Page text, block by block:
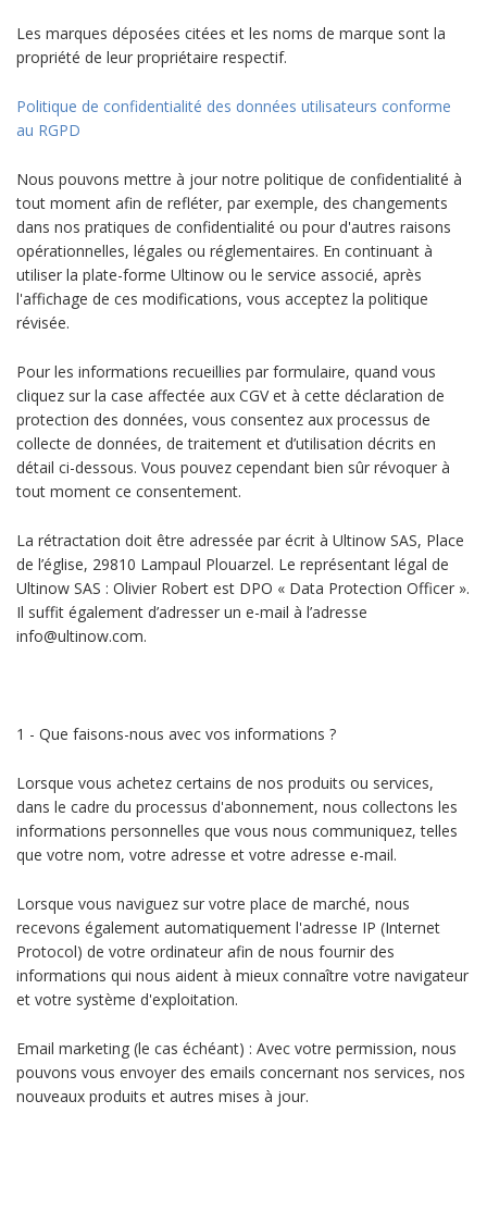
Les marques déposées citées et les noms de marque sont la
propriété de leur propriétaire respectif.
Politique de confidentialité des données utilisateurs conforme
au RGPD
Nous pouvons mettre à jour notre politique de confidentialité à
tout moment afin de refléter, par exemple, des changements
dans nos pratiques de confidentialité ou pour d'autres raisons
opérationnelles, légales ou réglementaires. En continuant à
utiliser la plate-forme Ultinow ou le service associé, après
l'affichage de ces modifications, vous acceptez la politique
révisée.
Pour les informations recueillies par formulaire, quand vous
cliquez sur la case affectée aux CGV et à cette déclaration de
protection des données, vous consentez aux processus de
collecte de données, de traitement et d’utilisation décrits en
détail ci-dessous. Vous pouvez cependant bien sûr révoquer à
tout moment ce consentement.
La rétractation doit être adressée par écrit à Ultinow SAS, Place
de l’église, 29810 Lampaul Plouarzel. Le représentant légal de
Ultinow SAS : Olivier Robert est DPO « Data Protection Officer ».
Il suffit également d’adresser un e-mail à l’adresse
info@ultinow.com.
1 - Que faisons-nous avec vos informations ?
Lorsque vous achetez certains de nos produits ou services,
dans le cadre du processus d'abonnement, nous collectons les
informations personnelles que vous nous communiquez, telles
que votre nom, votre adresse et votre adresse e-mail.
Lorsque vous naviguez sur votre place de marché, nous
recevons également automatiquement l'adresse IP (Internet
Protocol) de votre ordinateur afin de nous fournir des
informations qui nous aident à mieux connaître votre navigateur
et votre système d'exploitation.
Email marketing (le cas échéant) : Avec votre permission, nous
pouvons vous envoyer des emails concernant nos services, nos
nouveaux produits et autres mises à jour.